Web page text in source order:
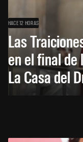
HACE 12 HORAS
Las
en el final de
La Casa del